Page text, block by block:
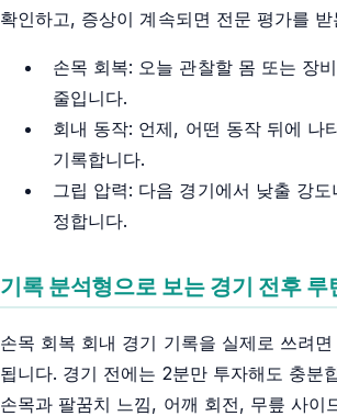
확인하고, 증상이 계속되면 전문 평가를
손목 회복: 오늘 관찰할 몸 또는 장
줄입니다.
회내 동작: 언제, 어떤 동작 뒤에 나
기록합니다.
그립 압력: 다음 경기에서 낮출 강
정합니다.
기록 분석형으로 보는 경기 전후 루
손목 회복 회내 경기 기록을 실제로 쓰려
됩니다. 경기 전에는 2분만 투자해도 충분
손목과 팔꿈치 느낌, 어깨 회전, 무릎 사이